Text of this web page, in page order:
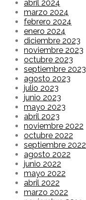
abril 2024
marzo 2024
febrero 2024
enero 2024
diciembre 2023
noviembre 2023
octubre 2023
septiembre 2023
agosto 2023
julio 2023
junio 2023
mayo 2023
abril 2023
noviembre 2022
octubre 2022
septiembre 2022
agosto 2022
junio 2022
mayo 2022
abril 2022
marzo 2022